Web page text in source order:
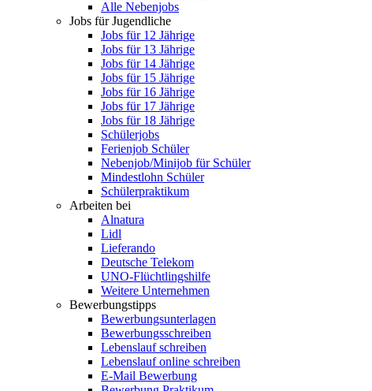
Alle Nebenjobs
Jobs für Jugendliche
Jobs für 12 Jährige
Jobs für 13 Jährige
Jobs für 14 Jährige
Jobs für 15 Jährige
Jobs für 16 Jährige
Jobs für 17 Jährige
Jobs für 18 Jährige
Schülerjobs
Ferienjob Schüler
Nebenjob/Minijob für Schüler
Mindestlohn Schüler
Schülerpraktikum
Arbeiten bei
Alnatura
Lidl
Lieferando
Deutsche Telekom
UNO-Flüchtlingshilfe
Weitere Unternehmen
Bewerbungstipps
Bewerbungsunterlagen
Bewerbungsschreiben
Lebenslauf schreiben
Lebenslauf online schreiben
E-Mail Bewerbung